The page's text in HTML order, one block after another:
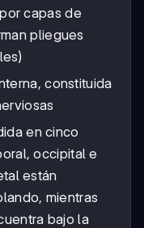
capas de
pliegues
constituida
en cinco
occipital e
están
mientras
bajo la